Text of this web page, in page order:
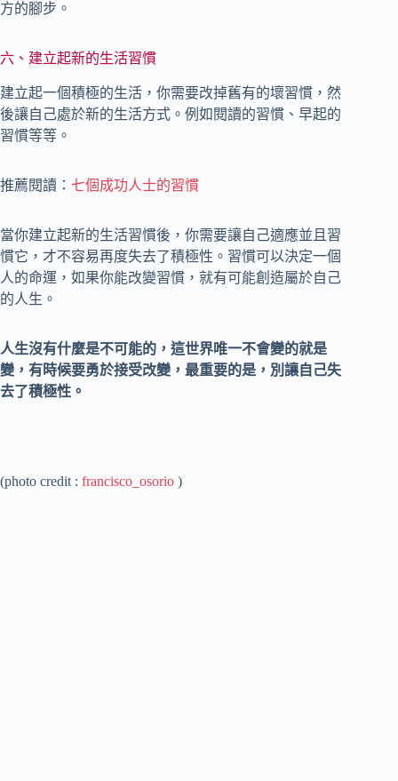
方的腳步。
六、建立起新的生活習慣
建立起一個積極的生活，你需要改掉舊有的壞習慣，然
後讓自己處於新的生活方式。例如閱讀的習慣、早起的
習慣等等。
推薦閱讀： 七個成功人士的習慣
當你建立起新的生活習慣後，你需要讓自己適應並且習
慣它，才不容易再度失去了積極性。習慣可以決定一個
人的命運，如果你能改變習慣，就有可能創造屬於自己
的人生。
人生沒有什麼是不可能的，這世界唯一不會變的就是
變，有時候要勇於接受改變，最重要的是，別讓自己失
去了積極性。
(photo credit : francisco_osorio )